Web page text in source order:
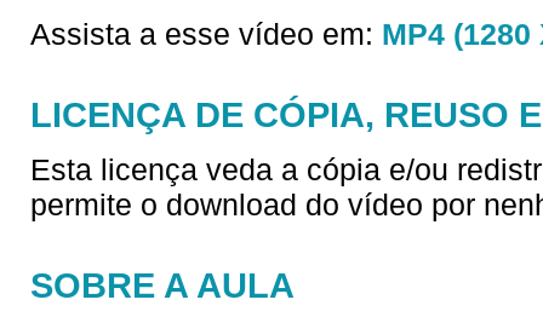
Assista a esse vídeo em: MP4 (1280
LICENÇA DE CÓPIA, REUSO
Esta licença veda a cópia e/ou
permite o download do vídeo por
SOBRE A AULA